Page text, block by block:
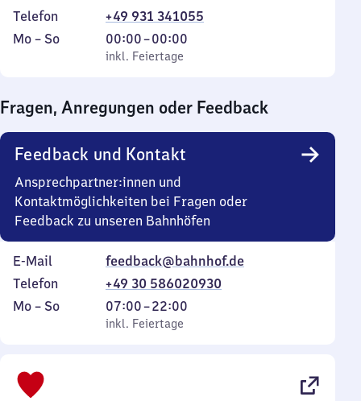
Telefon
+49 931 341055
Montag
Mo – So,
inkl. Feiertage
00:00–00:00
Von
0
0
Uhr
inkl. Feiertage
Fragen, Anregungen oder Feedback
Feedback und Kontakt
Ansprechpartner:innen und
Kontaktmöglichkeiten bei Fragen oder
Feedback zu unseren Bahnhöfen
E-Mail
feedback@bahnhof.de
Telefon
+49 30 586020930
Montag
Mo – So,
inkl. Feiertage
07:00–22:00
Von
7
inkl. Feiertage